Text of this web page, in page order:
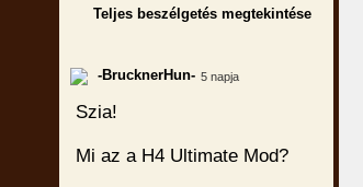
Teljes beszélgetés megtekintése
-BrucknerHun- 5 napja
Szia!
Mi az a H4 Ultimate Mod?